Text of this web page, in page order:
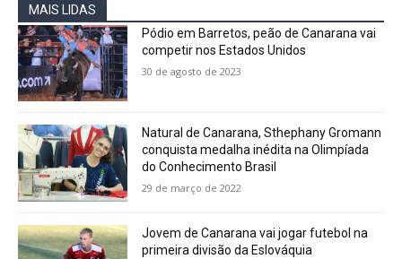
MAIS LIDAS
Pódio em Barretos, peão de Canarana vai
competir nos Estados Unidos
30 de agosto de 2023
Natural de Canarana, Sthephany Gromann
conquista medalha inédita na Olimpíada
do Conhecimento Brasil
29 de março de 2022
Jovem de Canarana vai jogar futebol na
primeira divisão da Eslováquia